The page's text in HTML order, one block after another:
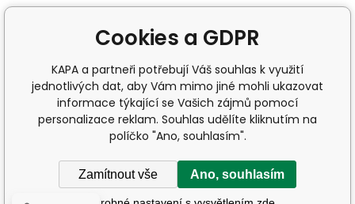
Cookies a GDPR
KAPA a partneři potřebují Váš souhlas k využití
jednotlivých dat, aby Vám mimo jiné mohli ukazovat
informace týkající se Vašich zájmů pomocí
personalizace reklam. Souhlas udělíte kliknutím na
políčko "Ano, souhlasím".
Zamítnout vše Ano, souhlasím